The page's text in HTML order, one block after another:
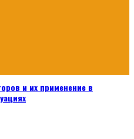
и их применение в